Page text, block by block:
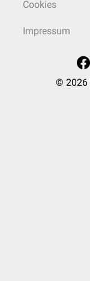
Cookies
Impressum
© 2026